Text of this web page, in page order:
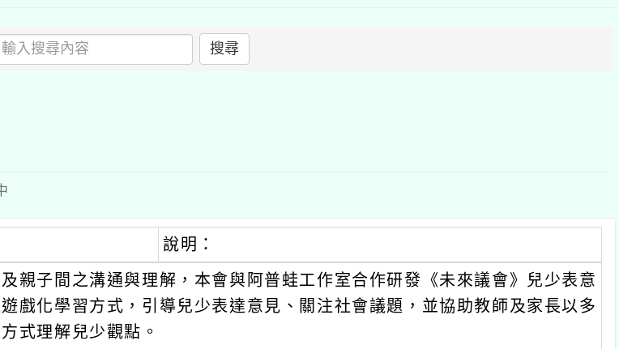
搜尋
說明：
親子間之溝通與理解，本會與阿普蛙工作室合作研發《未來議會》兒少表意
戲化學習方式，引導兒少表達意見、關注社會議題，並協助教師及家長以多
式理解兒少觀點。